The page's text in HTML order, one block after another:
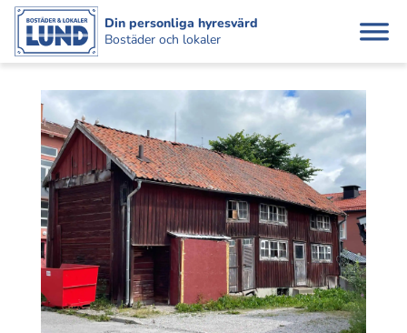
Din personliga hyresvärd
Bostäder och lokaler